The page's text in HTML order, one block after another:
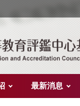
最新消息